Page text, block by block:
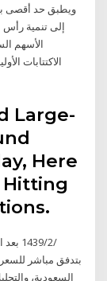
إلى تنمية
الأسهم
الاكتتابات
Large-
Here
Hitting
السعودية،